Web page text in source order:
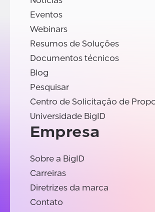
Eventos
Webinars
Resumos de Soluções
Documentos técnicos
Blog
Pesquisar
Centro de Solicitação de
Universidade BigID
Empresa
Sobre a BigID
Carreiras
Diretrizes da marca
Contato